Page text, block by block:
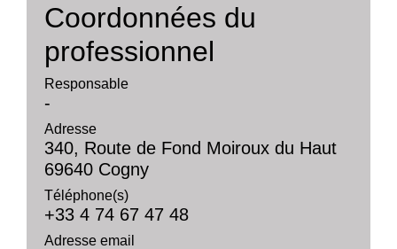
Coordonnées du
professionnel
Responsable
-
Adresse
340, Route de Fond Moiroux du Haut
69640 Cogny
Téléphone(s)
+33 4 74 67 47 48
Adresse email